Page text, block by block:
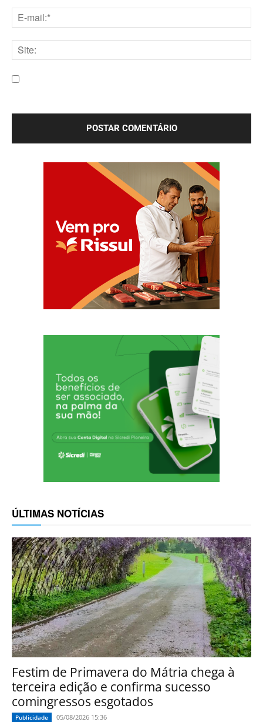
mail:*
ÚLTIMAS NOTÍCIAS
Festim de Primavera do Mátria chega à
terceira edição e confirma sucesso
comingressos esgotados
Publicidade 05/08/2026 15:36